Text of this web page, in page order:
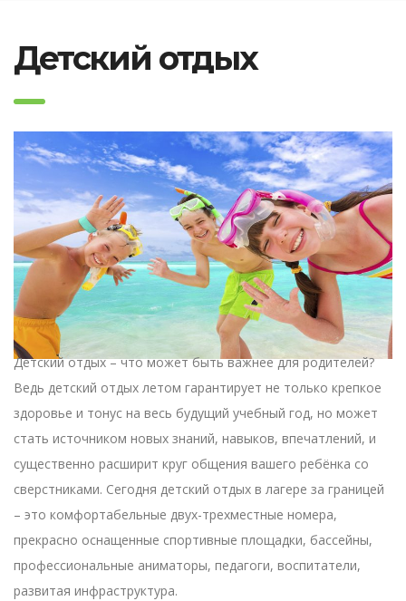
Детский отдых
Детский отдых – что может быть важнее для родителей?
Ведь детский отдых летом гарантирует не только крепкое
здоровье и тонус на весь будущий учебный год, но может
стать источником новых знаний, навыков, впечатлений, и
существенно расширит круг общения вашего ребёнка со
сверстниками. Сегодня детский отдых в лагере за границей
– это комфортабельные двух-трехместные номера,
прекрасно оснащенные спортивные площадки, бассейны,
профессиональные аниматоры, педагоги, воспитатели,
развитая инфраструктура.